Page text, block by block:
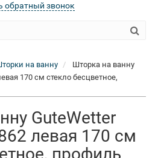
обратный звонок
на ванну
Шторка на ванну
170 см стекло бесцветное,
GuteWetter
левая 170 см